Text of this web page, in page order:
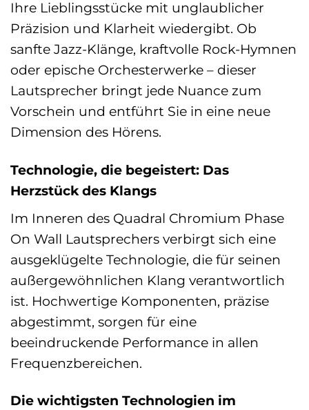
Ihre Lieblingsstücke mit unglaublicher
Präzision und Klarheit wiedergibt. Ob
sanfte Jazz-Klänge, kraftvolle Rock-Hymnen
oder epische Orchesterwerke – dieser
Lautsprecher bringt jede Nuance zum
Vorschein und entführt Sie in eine neue
Dimension des Hörens.
Technologie, die begeistert: Das
Herzstück des Klangs
Im Inneren des Quadral Chromium Phase
On Wall Lautsprechers verbirgt sich eine
ausgeklügelte Technologie, die für seinen
außergewöhnlichen Klang verantwortlich
ist. Hochwertige Komponenten, präzise
abgestimmt, sorgen für eine
beeindruckende Performance in allen
Frequenzbereichen.
Die wichtigsten Technologien im